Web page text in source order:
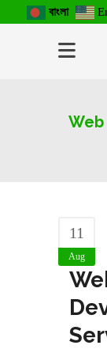
বাংলা
11
Aug